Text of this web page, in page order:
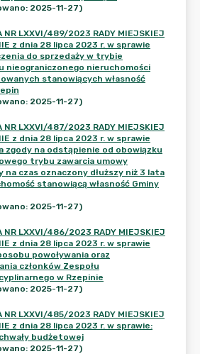
2025-11-27)
NR LXXVI/489/2023 RADY MIEJSKIEJ
z dnia 28 lipca 2023 r. w sprawie
do sprzedaży w trybie
nieograniczonego nieruchomości
stanowiących własność
2025-11-27)
NR LXXVI/487/2023 RADY MIEJSKIEJ
z dnia 28 lipca 2023 r. w sprawie
zgody na odstąpienie od obowiązku
trybu zawarcia umowy
na czas oznaczony dłuższy niż 3 lata
stanowiącą własność Gminy
2025-11-27)
NR LXXVI/486/2023 RADY MIEJSKIEJ
z dnia 28 lipca 2023 r. w sprawie
powoływania oraz
członków Zespołu
w Rzepinie
2025-11-27)
NR LXXVI/485/2023 RADY MIEJSKIEJ
z dnia 28 lipca 2023 r. w sprawie:
budżetowej
2025-11-27)